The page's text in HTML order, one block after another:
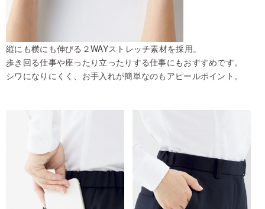
縦にも横にも伸びる２WAYストレッチ素材を採用。
歩き回る仕事や座ったり立ったりする仕事にもおすすめです。
シワになりにくく、お手入れが簡単なのもアピールポイント。